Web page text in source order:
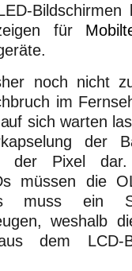
für
noch nicht
im
sich warten
der
der Pixel
müssen die
muss ein
weshalb
dem